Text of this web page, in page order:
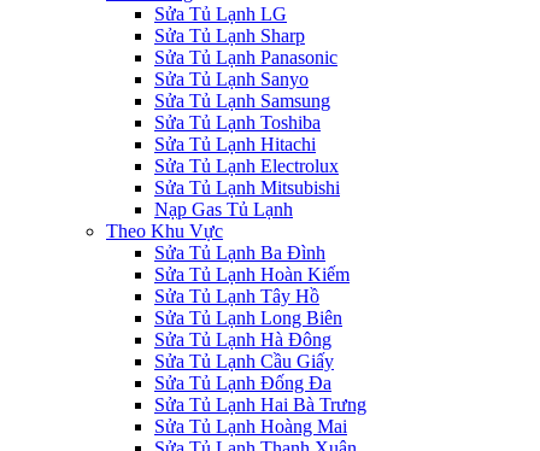
Sửa Tủ Lạnh LG
Sửa Tủ Lạnh Sharp
Sửa Tủ Lạnh Panasonic
Sửa Tủ Lạnh Sanyo
Sửa Tủ Lạnh Samsung
Sửa Tủ Lạnh Toshiba
Sửa Tủ Lạnh Hitachi
Sửa Tủ Lạnh Electrolux
Sửa Tủ Lạnh Mitsubishi
Nạp Gas Tủ Lạnh
Theo Khu Vực
Sửa Tủ Lạnh Ba Đình
Sửa Tủ Lạnh Hoàn Kiếm
Sửa Tủ Lạnh Tây Hồ
Sửa Tủ Lạnh Long Biên
Sửa Tủ Lạnh Hà Đông
Sửa Tủ Lạnh Cầu Giấy
Sửa Tủ Lạnh Đống Đa
Sửa Tủ Lạnh Hai Bà Trưng
Sửa Tủ Lạnh Hoàng Mai